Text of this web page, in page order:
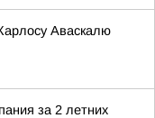
Аваскалю
за 2 летних